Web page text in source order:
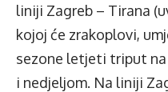
liniji Zagreb – Tirana
kojoj će zrakoplovi,
sezone letjeti triput
i nedjeljom. Na liniji